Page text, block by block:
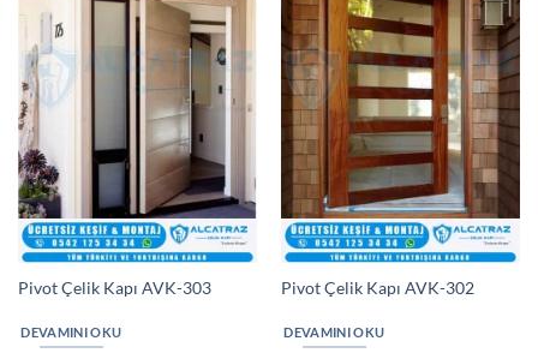
Pivot Çelik Kapı AVK-303
DEVAMINI OKU
Pivot Çelik Kapı AVK-302
DEVAMINI OKU